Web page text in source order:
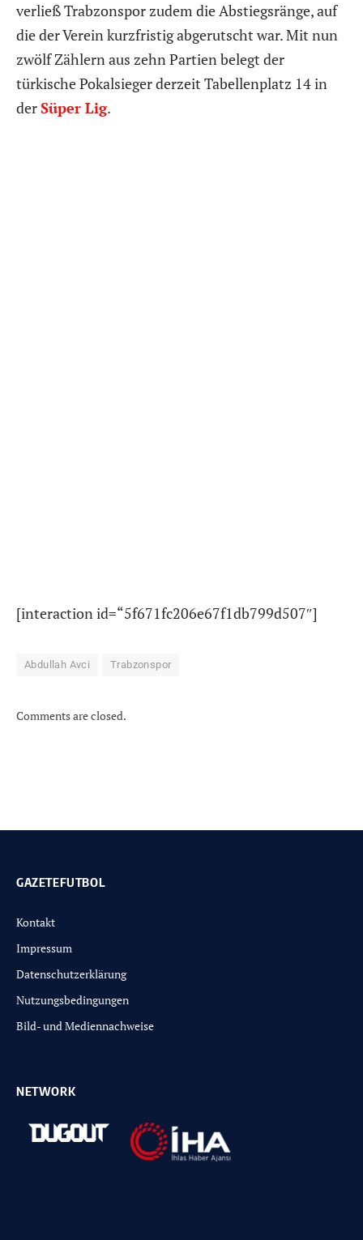
verließ Trabzonspor zudem die Abstiegsränge, auf
die der Verein kurzfristig abgerutscht war. Mit nun
zwölf Zählern aus zehn Partien belegt der
türkische Pokalsieger derzeit Tabellenplatz 14 in
derSüper Lig.
[interaction id=“5f671fc206e67f1db799d507″]
Abdullah Avci Trabzonspor
Comments are closed.
GAZETEFUTBOL
Kontakt
Impressum
Datenschutzerklärung
Nutzungsbedingungen
Bild- und Mediennachweise
NETWORK